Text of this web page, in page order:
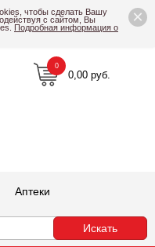
×
чтобы сделать Вашу
с сайтом, Вы
Подробная информация о
0,00 руб.
0
Аптеки